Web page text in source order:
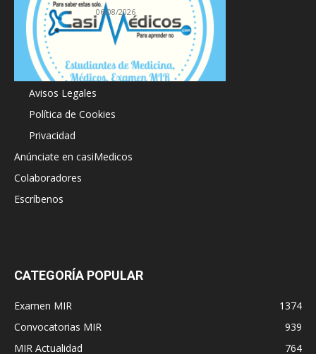
06/08/2026
Acerca de
Avisos Legales
Política de Cookies
Privacidad
Anúnciate en casiMedicos
Colaboradores
Escríbenos
CATEGORÍA POPULAR
Examen MIR
1374
Convocatorias MIR
939
MIR Actualidad
764